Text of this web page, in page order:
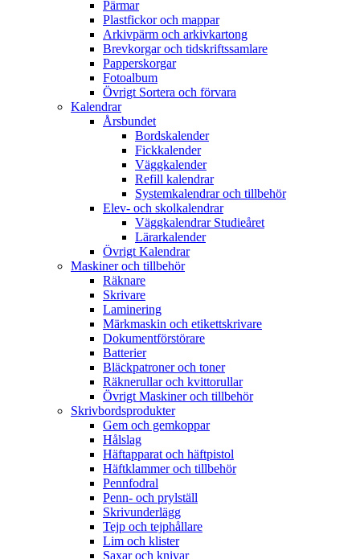
Pärmar
Plastfickor och mappar
Arkivpärm och arkivkartong
Brevkorgar och tidskriftssamlare
Papperskorgar
Fotoalbum
Övrigt Sortera och förvara
Kalendrar
Årsbundet
Bordskalender
Fickkalender
Väggkalender
Refill kalendrar
Systemkalendrar och tillbehör
Elev- och skolkalendrar
Väggkalendrar Studieåret
Lärarkalender
Övrigt Kalendrar
Maskiner och tillbehör
Räknare
Skrivare
Laminering
Märkmaskin och etikettskrivare
Dokumentförstörare
Batterier
Bläckpatroner och toner
Räknerullar och kvittorullar
Övrigt Maskiner och tillbehör
Skrivbordsprodukter
Gem och gemkoppar
Hålslag
Häftapparat och häftpistol
Häftklammer och tillbehör
Pennfodral
Penn- och prylställ
Skrivunderlägg
Tejp och tejphållare
Lim och klister
Saxar och knivar